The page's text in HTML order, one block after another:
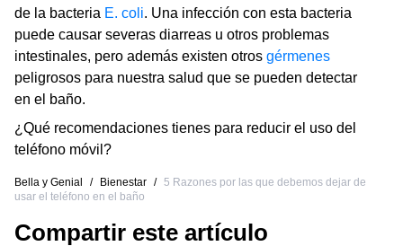
de la bacteria E. coli. Una infección con esta bacteria
puede causar severas diarreas u otros problemas
intestinales, pero además existen otros gérmenes
peligrosos para nuestra salud que se pueden detectar
en el baño.
¿Qué recomendaciones tienes para reducir el uso del
teléfono móvil?
Bella y Genial / Bienestar / 5 Razones por las que debemos dejar de
usar el teléfono en el baño
Compartir este artículo